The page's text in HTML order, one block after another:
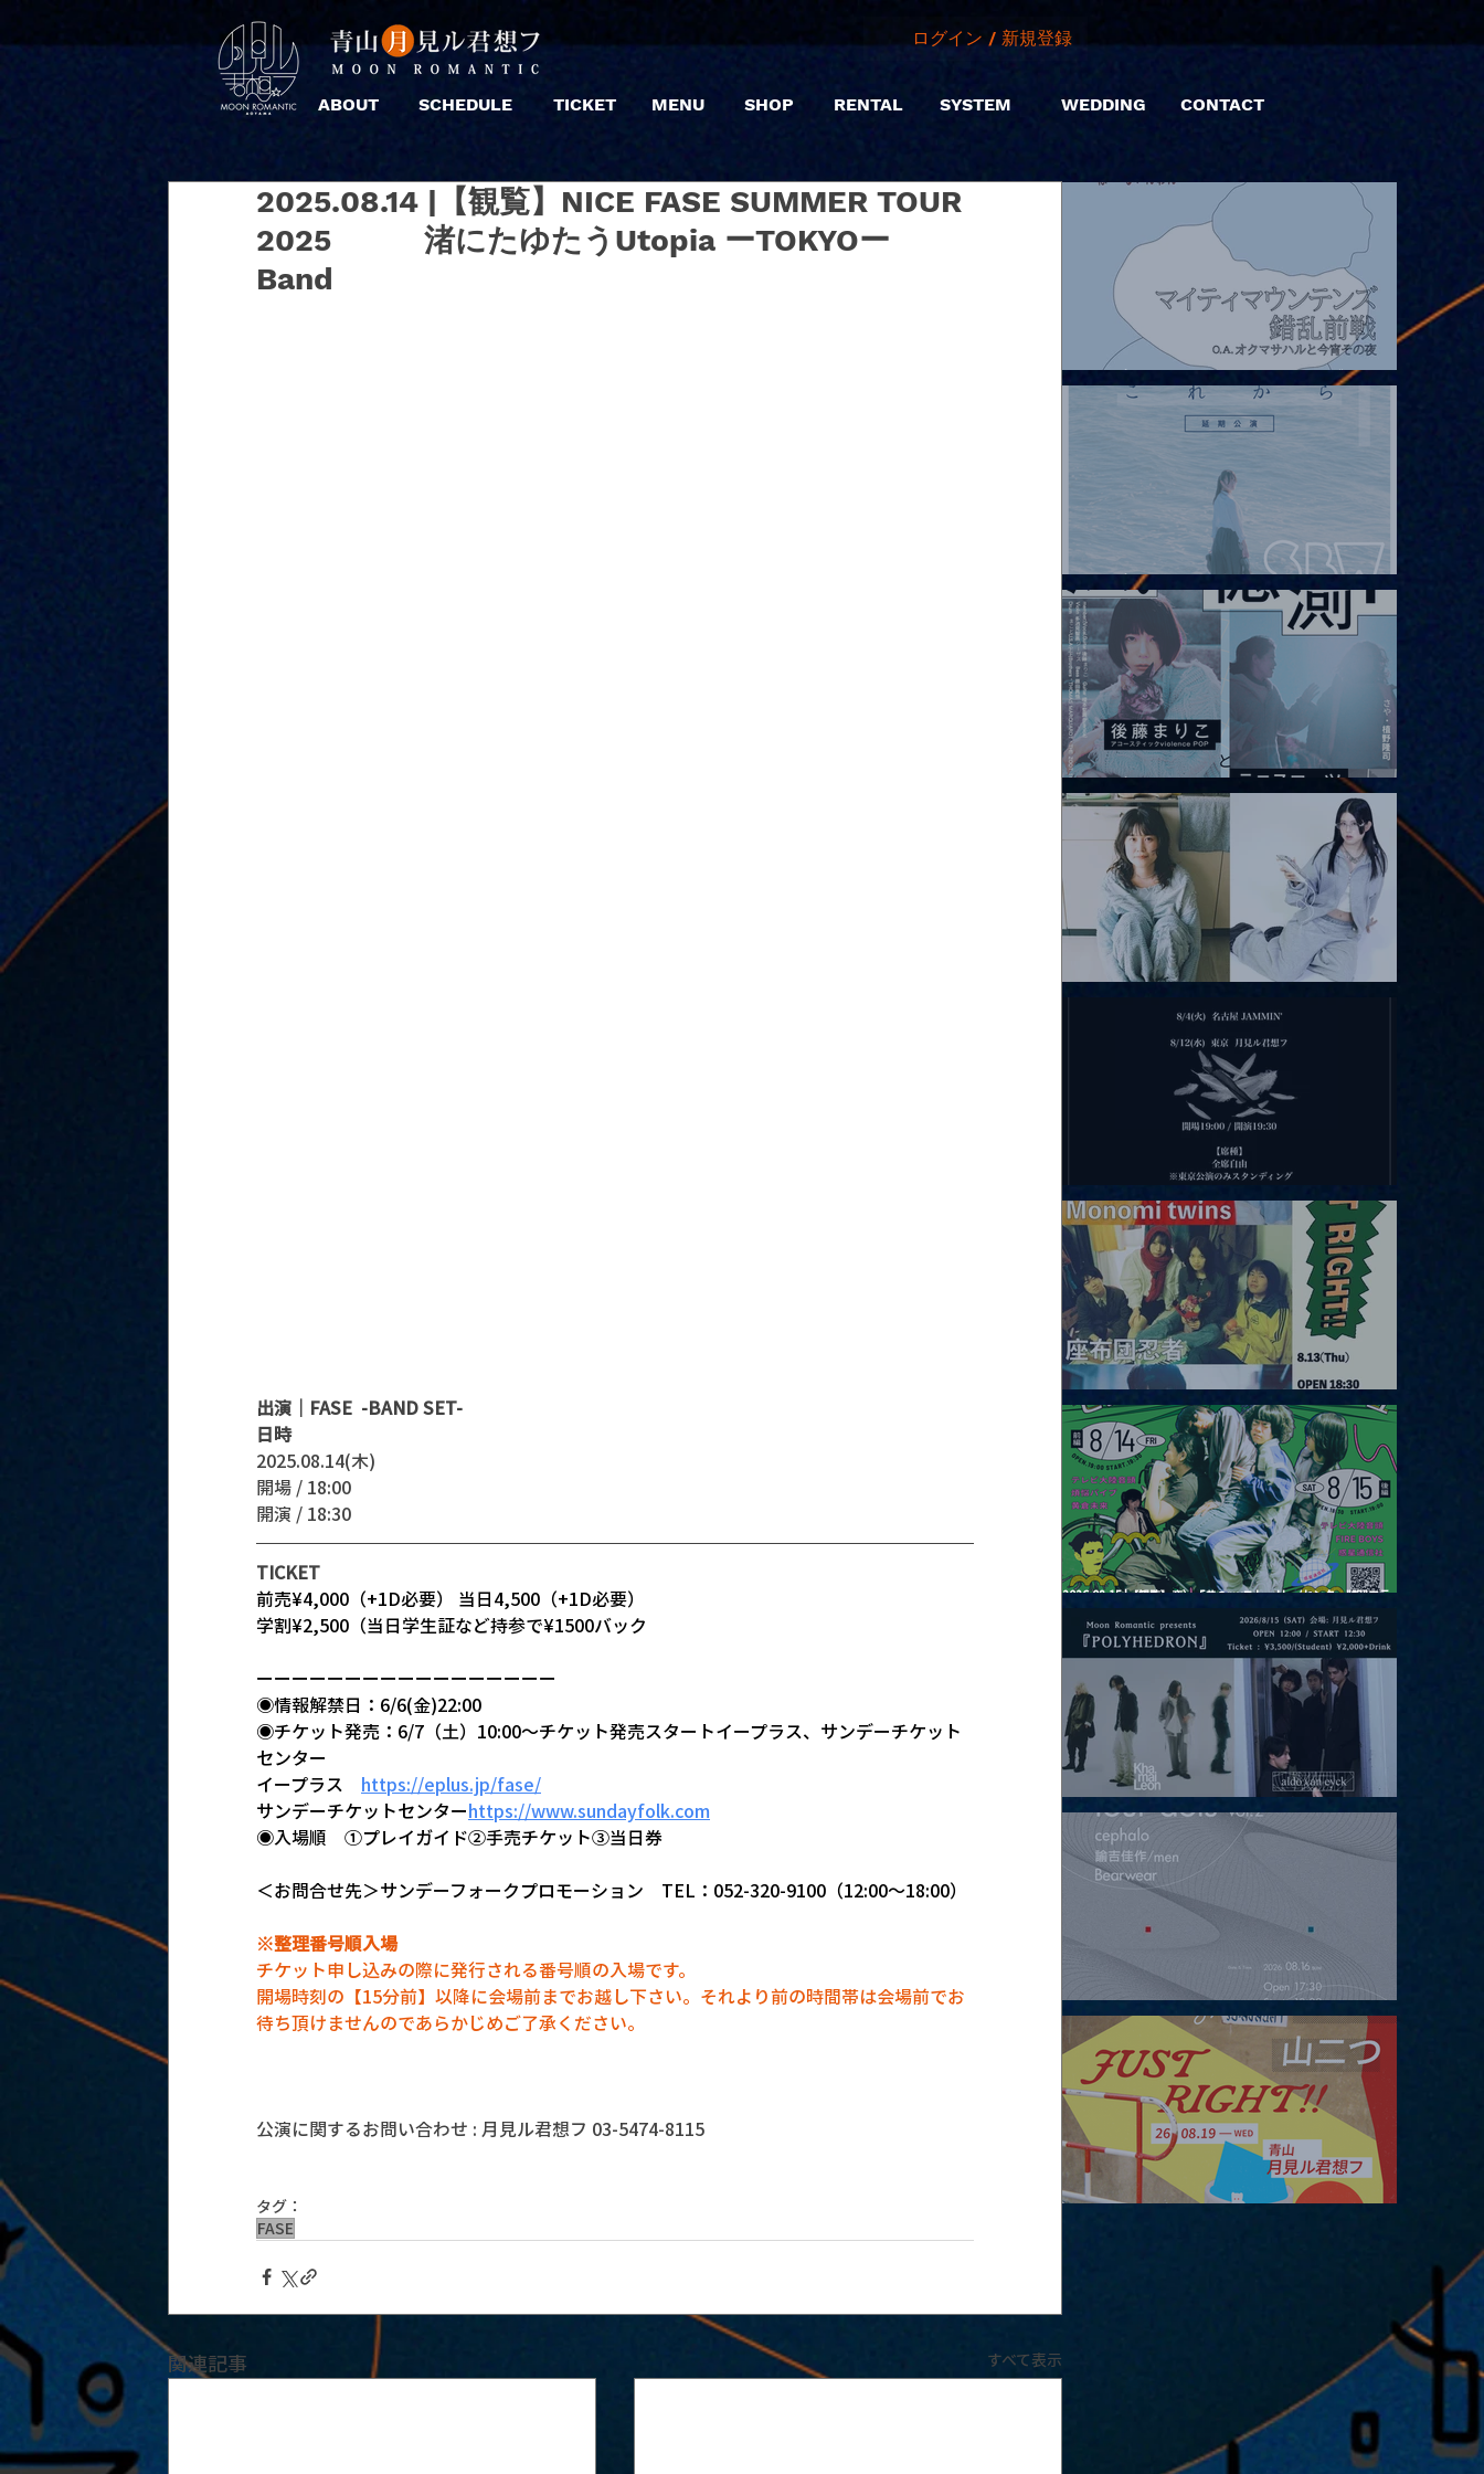
ABOUT SCHEDULE TICKET MENU SHOP
ログイン / 新規登録
RENTAL SYSTEM WEDDING CONTACT
2025.08.14 |【観覧】NICE FASE SUMMER TOUR
2025 渚にたゆたうUtopia ーTOKYOー
Band
出演｜FASE  -BAND SET-
日時
2025.08.14(木)
開場 / 18:00
開演 / 18:30
TICKET
前売¥4,000（+1D必要） 当日4,500（+1D必要）
学割¥2,500（当日学生証など持参で¥1500バック
ーーーーーーーーーーーーーーーーー
◉情報解禁日：6/6(金)22:00
◉チケット発売：6/7（土）10:00〜チケット発売スタートイープラス、サンデーチケット
センター
イープラス https://eplus.jp/fase/
サンデーチケットセンターhttps://www.sundayfolk.com
◉入場順 ①プレイガイド②手売チケット③当日券
＜お問合せ先＞サンデーフォークプロモーション　TEL：052-320-9100（12:00～18:00）
※整理番号順入場
チケット申し込みの際に発行される番号順の入場です。
開場時刻の【15分前】以降に会場前までお越し下さい。それより前の時間帯は会場前でお
待ち頂けませんのであらかじめご了承ください。
公演に関するお問い合わせ : 月見ル君想フ 03-5474-8115
タグ：
FASE
関連記事 すべて表示
2026.08.07 |【観覧】マイティマウンテンズpresents. “HALL-IN-
2026.08.08 |【観覧】Oaiko pre.「これから」延期公演 Blurred
City Lights × 17歳とベルリンの壁
2026.08.10 |【観覧】「巷のmyストーリー/風の憶測1～後藤まりこ
アコースティックviolence POPとテニスコーツ」
2026.08.12 |【観覧】田澤孝介 ソロワンマン 「Ballad Box 2026」
2026.08.13 |【観覧】JUST RIGHT!! vol.26
2026.08.15 |【観覧】夜）『巷のmyストーリー/センター"訳"フラ
ッシュ⚡️後編』
2026.08.15 |【観覧】昼）月見ルpre.『POLYHEDRON』
2026.08.16 |【観覧】夜）four dots vol.2